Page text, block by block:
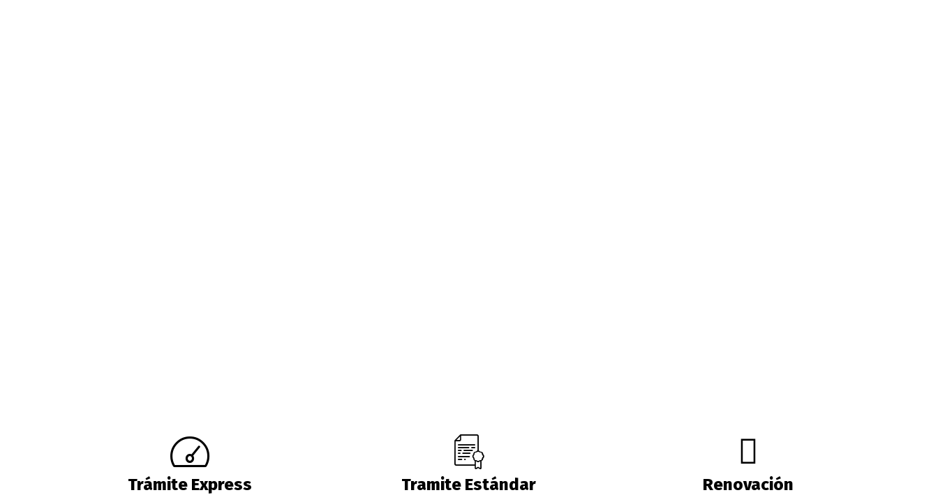
Trámite Express Tramite Estándar Renovación